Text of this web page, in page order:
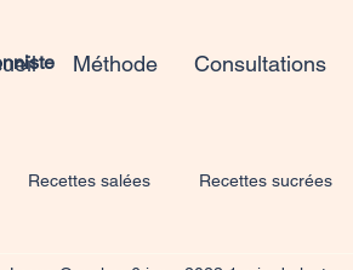
Méthode Consultations
Recettes salées Recettes sucrées